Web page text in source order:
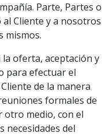
Parte, Partes o
Cliente y a nosotros
mismos.
oferta, aceptación y
para efectuar el
de la manera
formales de
otro medio, con el
necesidades del